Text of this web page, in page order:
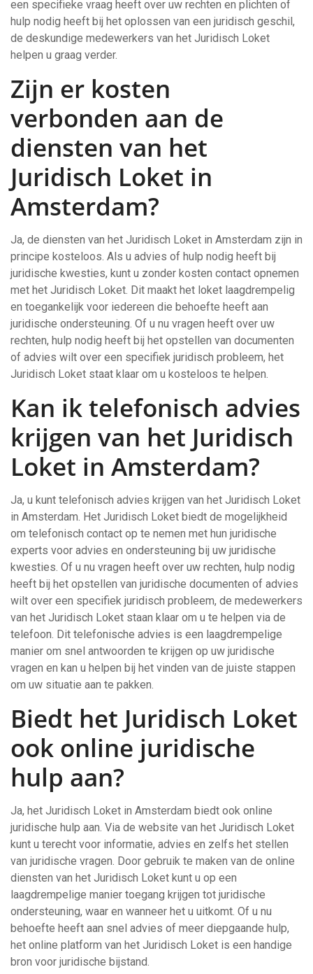
een specifieke vraag heeft over uw rechten en plichten of
hulp nodig heeft bij het oplossen van een juridisch geschil,
de deskundige medewerkers van het Juridisch Loket
helpen u graag verder.
Zijn er kosten
verbonden aan de
diensten van het
Juridisch Loket in
Amsterdam?
Ja, de diensten van het Juridisch Loket in Amsterdam zijn in
principe kosteloos. Als u advies of hulp nodig heeft bij
juridische kwesties, kunt u zonder kosten contact opnemen
met het Juridisch Loket. Dit maakt het loket laagdrempelig
en toegankelijk voor iedereen die behoefte heeft aan
juridische ondersteuning. Of u nu vragen heeft over uw
rechten, hulp nodig heeft bij het opstellen van documenten
of advies wilt over een specifiek juridisch probleem, het
Juridisch Loket staat klaar om u kosteloos te helpen.
Kan ik telefonisch advies
krijgen van het Juridisch
Loket in Amsterdam?
Ja, u kunt telefonisch advies krijgen van het Juridisch Loket
in Amsterdam. Het Juridisch Loket biedt de mogelijkheid
om telefonisch contact op te nemen met hun juridische
experts voor advies en ondersteuning bij uw juridische
kwesties. Of u nu vragen heeft over uw rechten, hulp nodig
heeft bij het opstellen van juridische documenten of advies
wilt over een specifiek juridisch probleem, de medewerkers
van het Juridisch Loket staan klaar om u te helpen via de
telefoon. Dit telefonische advies is een laagdrempelige
manier om snel antwoorden te krijgen op uw juridische
vragen en kan u helpen bij het vinden van de juiste stappen
om uw situatie aan te pakken.
Biedt het Juridisch Loket
ook online juridische
hulp aan?
Ja, het Juridisch Loket in Amsterdam biedt ook online
juridische hulp aan. Via de website van het Juridisch Loket
kunt u terecht voor informatie, advies en zelfs het stellen
van juridische vragen. Door gebruik te maken van de online
diensten van het Juridisch Loket kunt u op een
laagdrempelige manier toegang krijgen tot juridische
ondersteuning, waar en wanneer het u uitkomt. Of u nu
behoefte heeft aan snel advies of meer diepgaande hulp,
het online platform van het Juridisch Loket is een handige
bron voor juridische bijstand.